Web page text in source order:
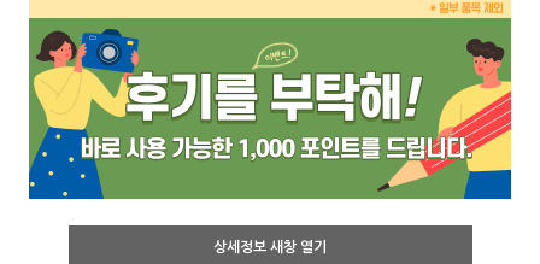
상세정보 새창 열기